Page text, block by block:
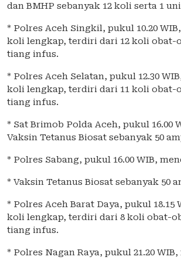
dan BMHP sebanyak 12 koli serta 1
* Polres Aceh Singkil, pukul 10.20
koli lengkap, terdiri dari 12 koli obat-
tiang infus.
* Polres Aceh Selatan, pukul 12.30
koli lengkap, terdiri dari 11 koli obat-
tiang infus.
* Sat Brimob Polda Aceh, pukul 16.00
Vaksin Tetanus Biosat sebanyak 50
* Polres Sabang, pukul 16.00 WIB,
* Vaksin Tetanus Biosat sebanyak 50
* Polres Aceh Barat Daya, pukul 18.15
koli lengkap, terdiri dari 8 koli obat-
tiang infus.
* Polres Nagan Raya, pukul 21.20